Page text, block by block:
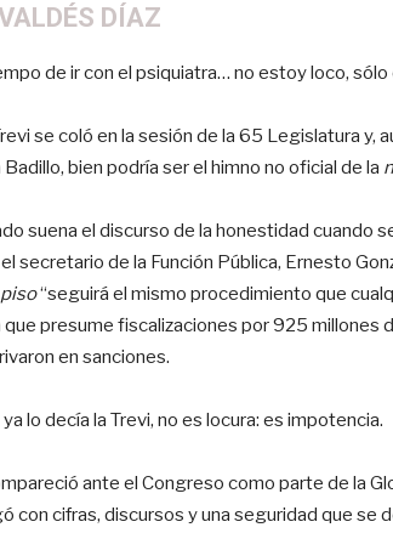
DÍAZ
de ir con el psiquiatra… no estoy loco,
se coló en la sesión de la 65 Legislatura y,
bien podría ser el himno no oficial de la
suena el discurso de la honestidad cuando
secretario de la Función Pública, Ernesto
“seguirá el mismo procedimiento que
que presume fiscalizaciones por 925 millones
en sanciones.
lo decía la Trevi, no es locura: es impotencia.
ante el Congreso como parte de la
con cifras, discursos y una seguridad que se